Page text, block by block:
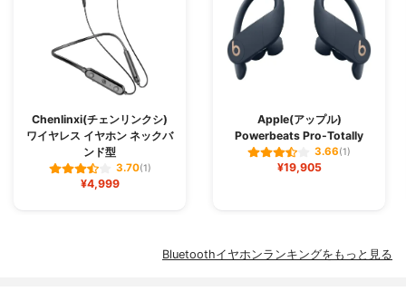
Chenlinxi(チェンリンクシ)
ワイヤレス イヤホン ネックバ
ンド型
3.70(1)
¥4,999
Apple(アップル)
Powerbeats Pro-Totally
3.66(1)
¥19,905
Bluetoothイヤホンランキングをもっと見る